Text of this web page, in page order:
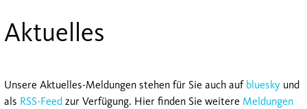
Aktuelles
Unsere Aktuelles-Meldungen stehen für Sie auch auf bluesky und
als RSS-Feed zur Verfügung. Hier finden Sie weitere Meldungen